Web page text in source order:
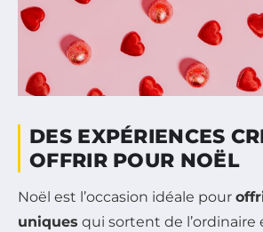
DES EXPÉRIENCES
OFFRIR POUR NOËL
Noël est l’occasion idéale pour
uniques qui sortent de l’ordinaire